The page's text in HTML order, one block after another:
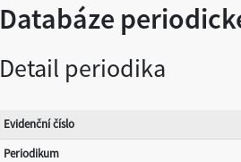
Databáze
Detail periodika
Evidenční číslo
Periodikum